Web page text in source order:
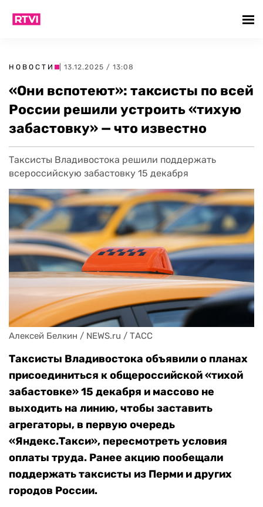
НОВОСТИ | 13.12.2025 / 13:08
«Они вспотеют»: таксисты по всей
России решили устроить «тихую
забастовку» — что известно
Таксисты Владивостока решили поддержать
всероссийскую забастовку 15 декабря
Алексей Белкин / NEWS.ru / ТАСС
Таксисты Владивостока объявили о планах
присоединиться к общероссийской «тихой
забастовке» 15 декабря и массово не
выходить на линию, чтобы заставить
агрегаторы, в первую очередь
«Яндекс.Такси», пересмотреть условия
оплаты труда. Ранее акцию пообещали
поддержать таксисты из Перми и других
городов России.